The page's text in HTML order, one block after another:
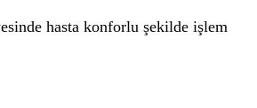
hasta konforlu şekilde işlem